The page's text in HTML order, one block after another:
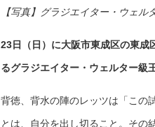
【写真】グラジエイター・ウェ
23日（日）に大阪市東成区の東
るグラジエイター・ウェルター級
背徳、背水の陣のレッツは「この
とは、自分を出し切ること。その